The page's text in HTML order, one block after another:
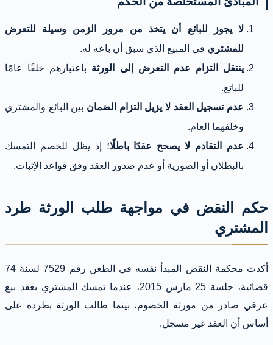
لا يجوز للبائع أن يتخذ من مرور الزمن وسيلة للتعرض
للمشتري في المبيع الذي سبق أن باعه له.
ينتقل التزام عدم التعرض إلى الورثة باعتبارهم خلفًا عامًا
للبائع.
عدم تسجيل العقد لا يزيل التزام الضمان بين البائع والمشتري
وخلفهما العام.
عدم التقادم لا يصحح عقدًا باطلًا؛ إذ يظل للخصم التمسك
بالبطلان أو الصورية أو عدم صدور العقد وفق قواعد الإثبات.
حكم النقض في مواجهة طلب الورثة طرد
المشتري
أكدت محكمة النقض المبدأ نفسه في الطعن رقم 7529 لسنة 74
قضائية، جلسة 25 مارس 2015، عندما تمسك المشتري بعقد بيع
عرفي صادر من مورثة الخصوم، بينما طالب الورثة بطرده على
أساس أن العقد غير مسجل.